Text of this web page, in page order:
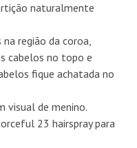
naturalmente
região da coroa,
cabelos no topo e
fique achatada no
visual de menino.
23 hairspray para